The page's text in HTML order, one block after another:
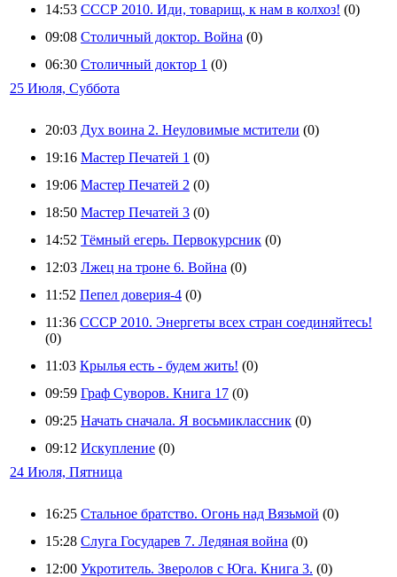
14:53 СССР 2010. Иди, товарищ, к нам в колхоз! (0)
09:08 Столичный доктор. Война (0)
06:30 Столичный доктор 1 (0)
25 Июля, Суббота
20:03 Дух воина 2. Неуловимые мстители (0)
19:16 Мастер Печатей 1 (0)
19:06 Мастер Печатей 2 (0)
18:50 Мастер Печатей 3 (0)
14:52 Тёмный егерь. Первокурсник (0)
12:03 Лжец на троне 6. Война (0)
11:52 Пепел доверия-4 (0)
11:36 СССР 2010. Энергеты всех стран соединяйтесь!
(0)
11:03 Крылья есть - будем жить! (0)
09:59 Граф Суворов. Книга 17 (0)
09:25 Начать сначала. Я восьмиклассник (0)
09:12 Искупление (0)
24 Июля, Пятница
16:25 Стальное братство. Огонь над Вязьмой (0)
15:28 Слуга Государев 7. Ледяная война (0)
12:00 Укротитель. Зверолов с Юга. Книга 3. (0)